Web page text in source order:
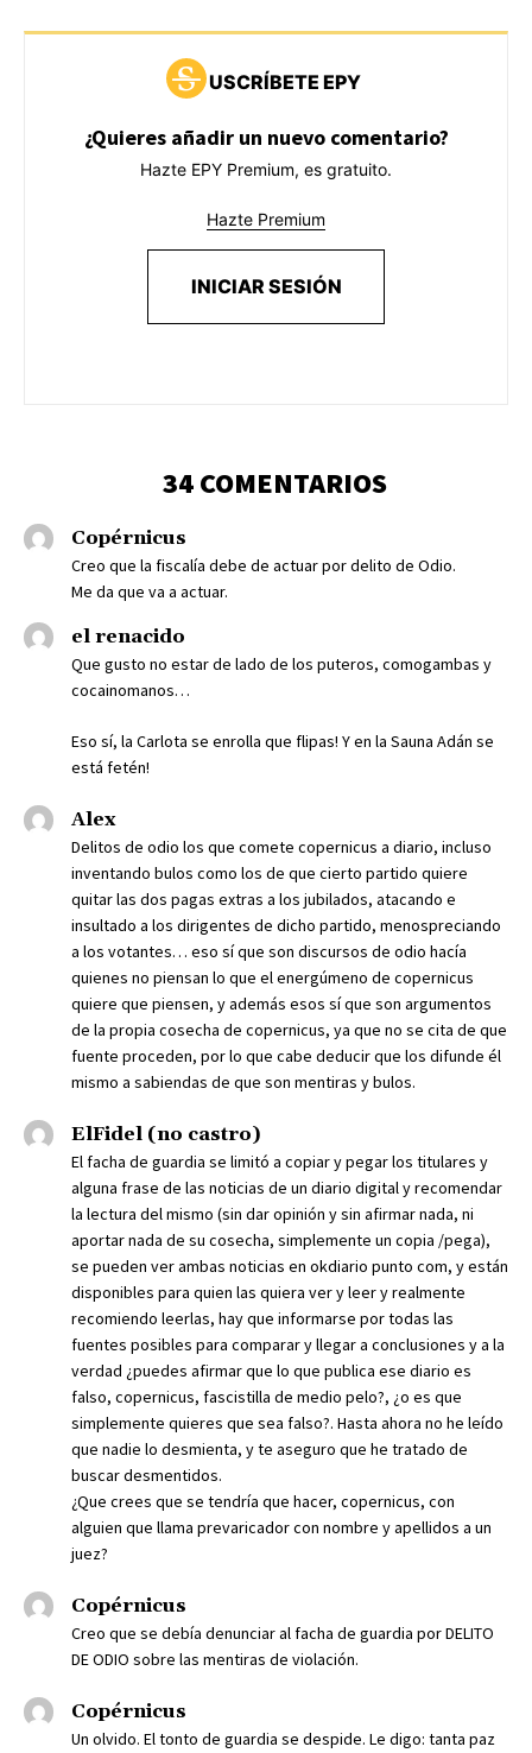
USCRÍBETE EPY
¿Quieres añadir un nuevo comentario?
Hazte EPY Premium, es gratuito.
Hazte Premium
INICIAR SESIÓN
34 COMENTARIOS
Copérnicus
Creo que la fiscalía debe de actuar por delito de Odio.
Me da que va a actuar.
el renacido
Que gusto no estar de lado de los puteros, comogambas y
cocainomanos…
Eso sí, la Carlota se enrolla que flipas! Y en la Sauna Adán se
está fetén!
Alex
Delitos de odio los que comete copernicus a diario, incluso
inventando bulos como los de que cierto partido quiere
quitar las dos pagas extras a los jubilados, atacando e
insultado a los dirigentes de dicho partido, menospreciando
a los votantes… eso sí que son discursos de odio hacía
quienes no piensan lo que el energúmeno de copernicus
quiere que piensen, y además esos sí que son argumentos
de la propia cosecha de copernicus, ya que no se cita de que
fuente proceden, por lo que cabe deducir que los difunde él
mismo a sabiendas de que son mentiras y bulos.
ElFidel (no castro)
El facha de guardia se limitó a copiar y pegar los titulares y
alguna frase de las noticias de un diario digital y recomendar
la lectura del mismo (sin dar opinión y sin afirmar nada, ni
aportar nada de su cosecha, simplemente un copia /pega),
se pueden ver ambas noticias en okdiario punto com, y están
disponibles para quien las quiera ver y leer y realmente
recomiendo leerlas, hay que informarse por todas las
fuentes posibles para comparar y llegar a conclusiones y a la
verdad ¿puedes afirmar que lo que publica ese diario es
falso, copernicus, fascistilla de medio pelo?, ¿o es que
simplemente quieres que sea falso?. Hasta ahora no he leído
que nadie lo desmienta, y te aseguro que he tratado de
buscar desmentidos.
¿Que crees que se tendría que hacer, copernicus, con
alguien que llama prevaricador con nombre y apellidos a un
juez?
Copérnicus
Creo que se debía denunciar al facha de guardia por DELITO
DE ODIO sobre las mentiras de violación.
Copérnicus
Un olvido. El tonto de guardia se despide. Le digo: tanta paz